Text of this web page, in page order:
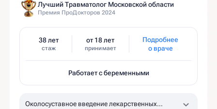
Лучший Травматолог Московской области
Премия ПроДокторов 2024
38 лет
стаж
от 18 лет
принимает
Подробнее
о враче
Работает с беременными
Околосуставное введение лекарственных